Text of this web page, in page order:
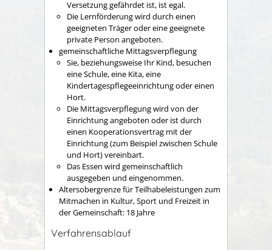
Versetzung gefährdet ist, ist egal.
Die Lernförderung wird durch einen
geeigneten Träger oder eine geeignete
private Person angeboten.
gemeinschaftliche Mittagsverpflegung
Sie, beziehungsweise Ihr Kind, besuchen
eine Schule, eine Kita, eine
Kindertagespflegeeinrichtung oder einen
Hort.
Die Mittagsverpflegung wird von der
Einrichtung angeboten oder ist durch
einen Kooperationsvertrag mit der
Einrichtung (zum Beispiel zwischen Schule
und Hort) vereinbart.
Das Essen wird gemeinschaftlich
ausgegeben und eingenommen.
Altersobergrenze für Teilhabeleistungen zum
Mitmachen in Kultur, Sport und Freizeit in
der Gemeinschaft: 18 Jahre
Verfahrensablauf